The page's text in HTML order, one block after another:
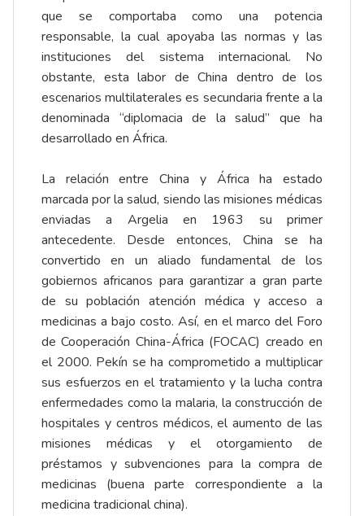
que se comportaba como una potencia
responsable, la cual apoyaba las normas y las
instituciones del sistema internacional. No
obstante, esta labor de China dentro de los
escenarios multilaterales es secundaria frente a la
denominada “diplomacia de la salud” que ha
desarrollado en África.
La relación entre China y África ha estado
marcada por la salud, siendo las misiones médicas
enviadas a Argelia en 1963 su primer
antecedente. Desde entonces, China se ha
convertido en un aliado fundamental de los
gobiernos africanos para garantizar a gran parte
de su población atención médica y acceso a
medicinas a bajo costo. Así, en el marco del Foro
de Cooperación China-África (FOCAC) creado en
el 2000. Pekín se ha comprometido a multiplicar
sus esfuerzos en el tratamiento y la lucha contra
enfermedades como la malaria, la construcción de
hospitales y centros médicos, el aumento de las
misiones médicas y el otorgamiento de
préstamos y subvenciones para la compra de
medicinas (buena parte correspondiente a la
medicina tradicional china).